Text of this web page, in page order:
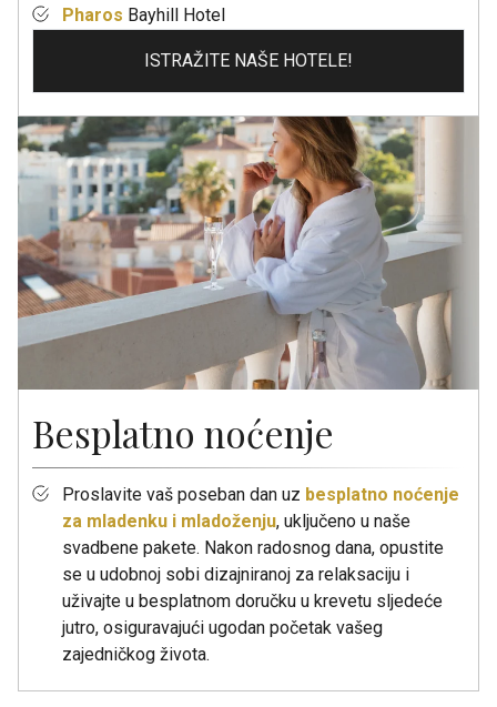
Pharos Bayhill Hotel
ISTRAŽITE NAŠE HOTELE!
Besplatno noćenje
Proslavite vaš poseban dan uz besplatno noćenje
za mladenku i mladoženju, uključeno u naše
svadbene pakete. Nakon radosnog dana, opustite
se u udobnoj sobi dizajniranoj za relaksaciju i
uživajte u besplatnom doručku u krevetu sljedeće
jutro, osiguravajući ugodan početak vašeg
zajedničkog života.